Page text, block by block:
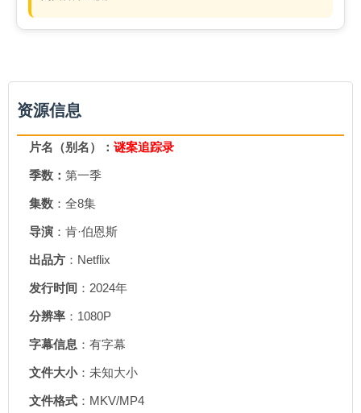
资源信息
片名（别名）： 谜案追踪录
季数： 第一季
集数 ：全8集
导演 ：肯·伯恩斯
出品方 ：Netflix
发行时间 ：2024年
分辨率 ：1080P
字幕信息 ：有字幕
文件大小：未知大小
文件格式 ：MKV/MP4